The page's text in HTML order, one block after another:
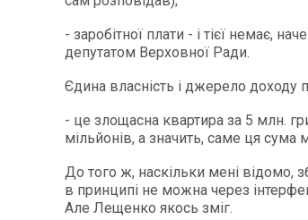
- заробітної плати - і тієї немає,
депутатом Верховної Ради.
Єдина власність і джерело доходу
- це злощасна квартира за 5 млн.
мільйонів, а значить, саме ця сума
До того ж, наскільки мені відомо,
в принципі не можна через
Але Лещенко якось зміг.